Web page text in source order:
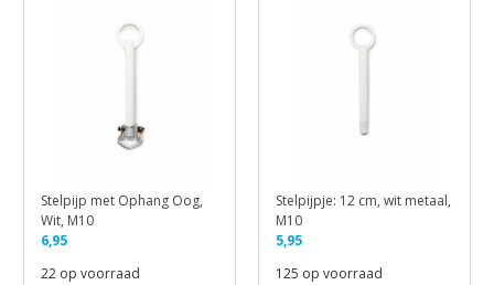
Stelpijp met Ophang Oog,
Wit, M10
6,95
22 op voorraad
Stelpijpje: 12 cm, wit metaal,
M10
5,95
125 op voorraad